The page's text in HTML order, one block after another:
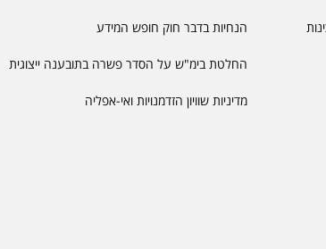
הנחיות בדבר חוק חופש המידע
החלטת בימ"ש על הסדר פשרה בתובענה ייצוגית
מדיניות שוויון הזדמנויות ואי-אפליה